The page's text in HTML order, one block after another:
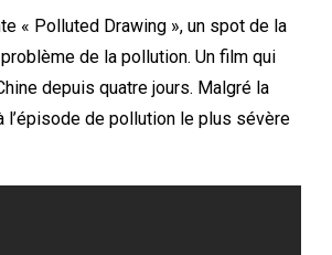
« Polluted Drawing », un spot de la
de la pollution. Un film qui
depuis quatre jours. Malgré la
l’épisode de pollution le plus sévère